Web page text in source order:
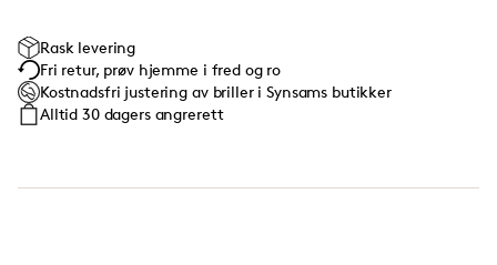
Rask levering
Fri retur, prøv hjemme i fred og ro
Kostnadsfri justering av briller i Synsams butikker
Alltid 30 dagers angrerett